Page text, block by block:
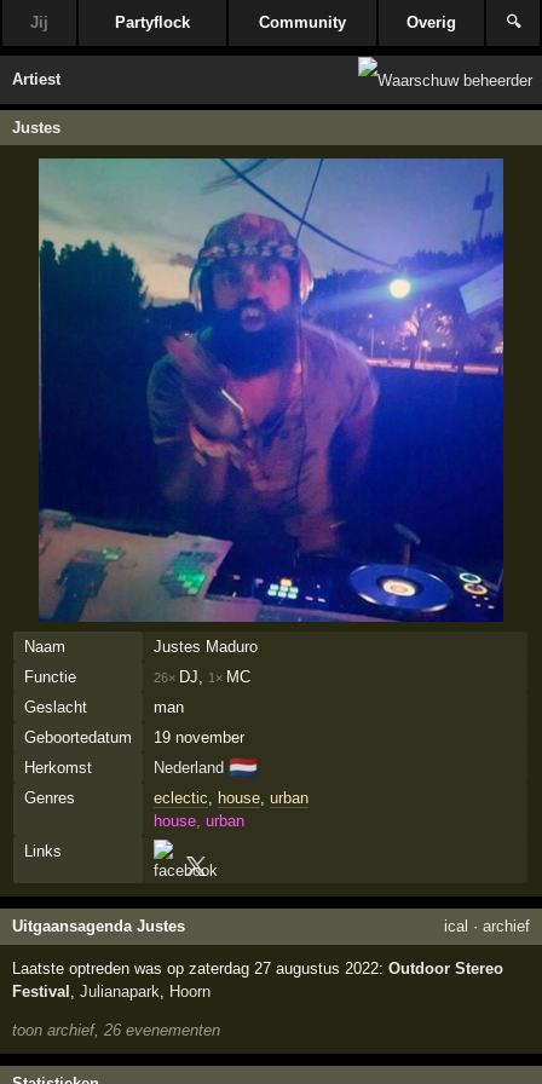
Jij Partyflock Community Overig 🔍
Artiest
Justes
Naam
Justes Maduro
Functie
26× DJ, 1× MC
Geslacht
man
Geboortedatum
19 november
Herkomst
Nederland 🇳🇱
Genres eclectic house, urban
house, urban
Links
Uitgaansagenda Justes ical · archief
Laatste optreden was op zaterdag 27 augustus 2022:Outdoor Stereo
Festival
,Julianapark Hoorn
toon archief, 26 evenementen